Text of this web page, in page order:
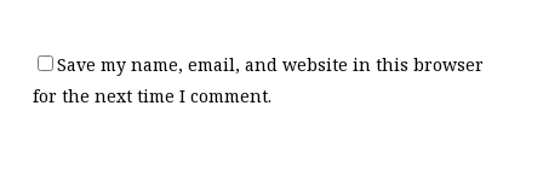
Save my name, email, and website in this browser
for the next time I comment.